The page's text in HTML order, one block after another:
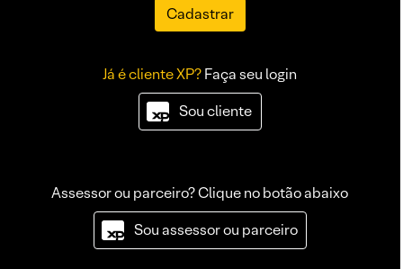
Cadastrar
Já é cliente XP?Faça seu login
Sou cliente
Assessor ou parceiro? Clique no botão abaixo
Sou assessor ou parceiro